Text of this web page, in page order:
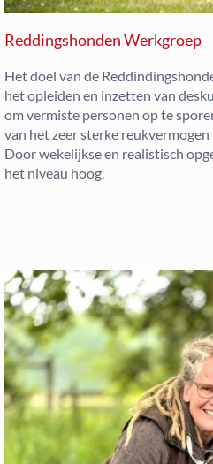
Reddingshonden Werkgroep
Het doel van de
het opleiden en inzetten van
om vermiste personen op te
van het zeer sterke
Door wekelijkse en realistisch
het niveau hoog.